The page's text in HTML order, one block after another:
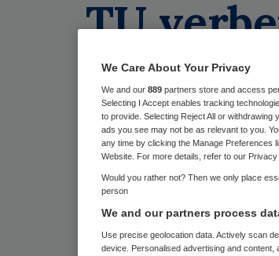
TU
opsporing
Skipr Redactie 7
We Care About Your Privacy
We and our 889 partners store and access
Selecting I Accept enables tracking
to provide. Selecting Reject All or
ads you see may not be as relevant to you.
any time by clicking the Manage Preferences
Website. For more details, refer to our Privacy
Would you rather not? Then we only place
person
We and our partners process
Use precise geolocation data. Actively scan
device. Personalised advertising and